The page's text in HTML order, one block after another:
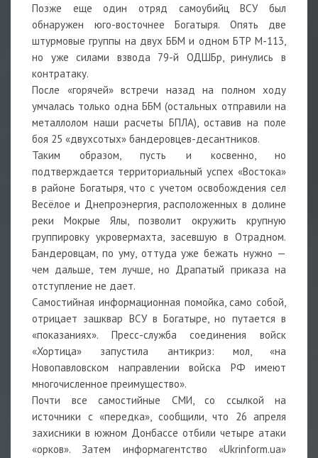
Позже еще один отряд самоубийц ВСУ был
обнаружен юго-восточнее Богатыря. Опять две
штурмовые группы на двух ББМ и одном БТР М-113,
но уже силами взвода 79-й ОДШБр, ринулись в
контратаку.
После «горячей» встречи назад на полном ходу
умчалась только одна ББМ (остальных отправили на
металлолом наши расчеты БПЛА), оставив на поле
боя 25 «двухсотых» бандеровцев-десантников.
Таким образом, пусть и косвенно, но
подтверждается территориальный успех «Востока»
в районе Богатыря, что с учетом освобождения сел
Весёлое и Днепроэнергия, расположенных в долине
реки Мокрые Ялы, позволит окружить крупную
группировку укровермахта, засевшую в Отрадном.
Бандеровцам, по уму, оттуда уже бежать нужно —
чем дальше, тем лучше, но Драпатый приказа на
отступление не дает.
Самостийная информационная помойка, само собой,
отрицает зашквар ВСУ в Богатыре, но путается в
«показаниях». Пресс-служба соединения войск
«Хортица» запустила антикриз: мол, «на
Новопавловском направлении войска РФ имеют
многочисленное преимущество».
Почти все самостийные СМИ, со ссылкой на
источники с «передка», сообщили, что 26 апреля
захисники в южном Донбассе отбили четыре атаки
«орков». Затем информагентство «Ukrinform.ua»